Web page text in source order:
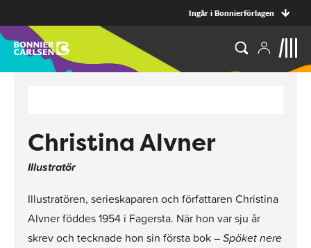
Ingår i Bonnierförlagen
Christina Alvner
Illustratör
Illustratören, serieskaparen och författaren Christina
Alvner föddes 1954 i Fagersta. När hon var sju år
skrev och tecknade hon sin första bok –Spöket nere